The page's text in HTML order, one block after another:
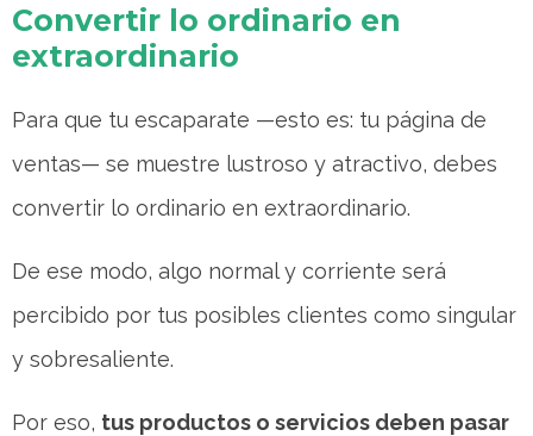
Convertir lo ordinario en
extraordinario
Para que tu escaparate —esto es: tu página de
ventas— se muestre lustroso y atractivo, debes
convertir lo ordinario en extraordinario.
De ese modo, algo normal y corriente será
percibido por tus posibles clientes como singular
y sobresaliente.
Por eso, tus productos o servicios deben pasar